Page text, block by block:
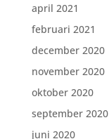
april 2021
februari 2021
december 2020
november 2020
oktober 2020
september 2020
juni 2020